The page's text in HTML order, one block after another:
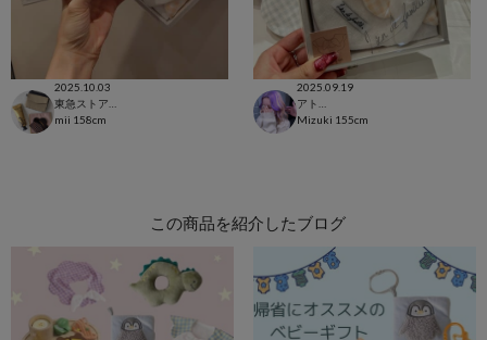
2025.10.03
mii 158cm
2025.09.19
Mizuki 155cm
この商品を紹介したブログ